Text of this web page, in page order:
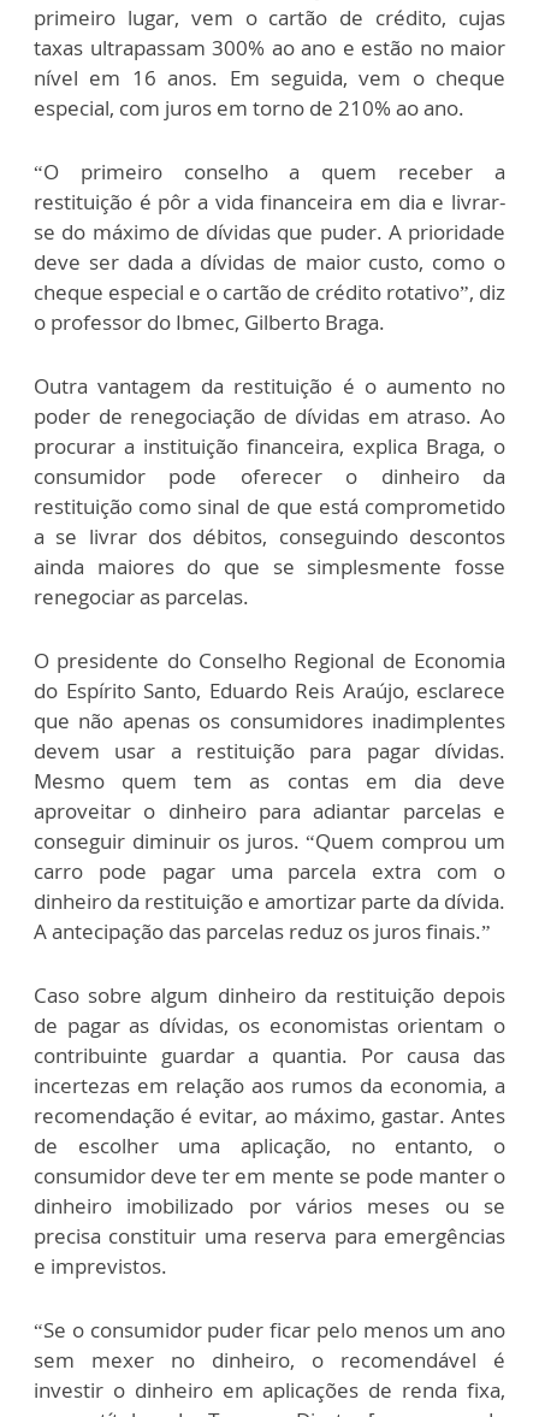
primeiro lugar, vem o cartão de crédito, cujas
taxas ultrapassam 300% ao ano e estão no maior
nível em 16 anos. Em seguida, vem o cheque
especial, com juros em torno de 210% ao ano.
“O primeiro conselho a quem receber a
restituição é pôr a vida financeira em dia e livrar-
se do máximo de dívidas que puder. A prioridade
deve ser dada a dívidas de maior custo, como o
cheque especial e o cartão de crédito rotativo”, diz
o professor do Ibmec, Gilberto Braga.
Outra vantagem da restituição é o aumento no
poder de renegociação de dívidas em atraso. Ao
procurar a instituição financeira, explica Braga, o
consumidor pode oferecer o dinheiro da
restituição como sinal de que está comprometido
a se livrar dos débitos, conseguindo descontos
ainda maiores do que se simplesmente fosse
renegociar as parcelas.
O presidente do Conselho Regional de Economia
do Espírito Santo, Eduardo Reis Araújo, esclarece
que não apenas os consumidores inadimplentes
devem usar a restituição para pagar dívidas.
Mesmo quem tem as contas em dia deve
aproveitar o dinheiro para adiantar parcelas e
conseguir diminuir os juros. “Quem comprou um
carro pode pagar uma parcela extra com o
dinheiro da restituição e amortizar parte da dívida.
A antecipação das parcelas reduz os juros finais.”
Caso sobre algum dinheiro da restituição depois
de pagar as dívidas, os economistas orientam o
contribuinte guardar a quantia. Por causa das
incertezas em relação aos rumos da economia, a
recomendação é evitar, ao máximo, gastar. Antes
de escolher uma aplicação, no entanto, o
consumidor deve ter em mente se pode manter o
dinheiro imobilizado por vários meses ou se
precisa constituir uma reserva para emergências
e imprevistos.
“Se o consumidor puder ficar pelo menos um ano
sem mexer no dinheiro, o recomendável é
investir o dinheiro em aplicações de renda fixa,